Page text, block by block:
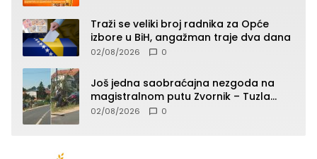
Traži se veliki broj radnika za Opće
izbore u BiH, angažman traje dva dana
02/08/2026 0
Još jedna saobraćajna nezgoda na
magistralnom putu Zvornik – Tuzla
(FOTO)
02/08/2026 0